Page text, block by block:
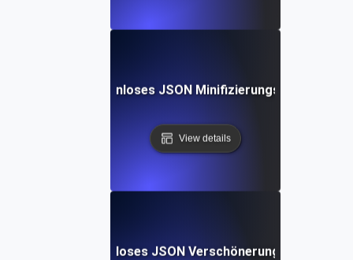
Kostenloses JSON Minifizierungs-Tool
View details
Kostenloses JSON Verschönerungs-Tool